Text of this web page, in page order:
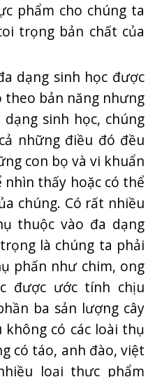
phẩm cho chúng ta
trọng bản chất của
dạng sinh học được
theo bản năng nhưng
sinh học, chúng
những điều đó đều
con bọ và vi khuẩn
thấy hoặc có thể
chúng. Có rất nhiều
thuộc vào đa dạng
là chúng ta phải
phấn như chim, ong
được ước tính chịu
ba sản lượng cây
có các loài thụ
có táo, anh đào, việt
loại thực phẩm